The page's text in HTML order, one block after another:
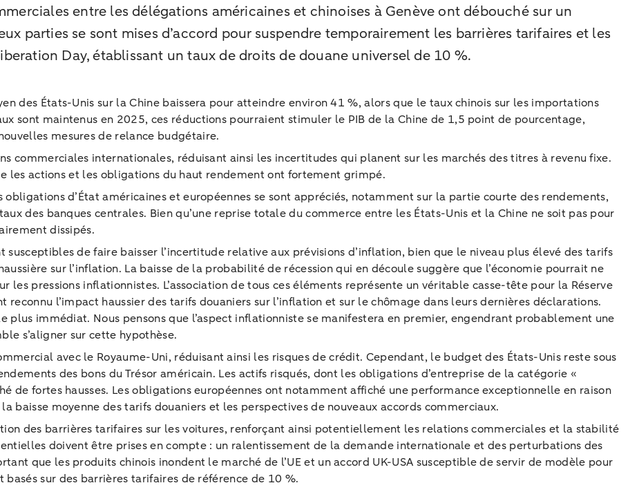
entre les délégations américaines et chinoises à Genève ont débouché sur un
parties se sont mises d’accord pour suspendre temporairement les barrières tarifaires et les
Day, établissant un taux de droits de douane universel de 10 %.
des États-Unis sur la Chine baissera pour atteindre environ 41 %, alors que le taux chinois sur les importations
sont maintenus en 2025, ces réductions pourraient stimuler le PIB de la Chine de 1,5 point de pourcentage,
mesures de relance budgétaire.
commerciales internationales, réduisant ainsi les incertitudes qui planent sur les marchés des titres à revenu fixe.
les actions et les obligations du haut rendement ont fortement grimpé.
obligations d’État américaines et européennes se sont appréciés, notamment sur la partie courte des rendements,
des banques centrales. Bien qu’une reprise totale du commerce entre les États-Unis et la Chine ne soit pas pour
dissipés.
de faire baisser l’incertitude relative aux prévisions d’inflation, bien que le niveau plus élevé des tarifs
sur l’inflation. La baisse de la probabilité de récession qui en découle suggère que l’économie pourrait ne
pressions inflationnistes. L’association de tous ces éléments représente un véritable casse-tête pour la Réserve
l’impact haussier des tarifs douaniers sur l’inflation et sur le chômage dans leurs dernières déclarations.
plus immédiat. Nous pensons que l’aspect inflationniste se manifestera en premier, engendrant probablement une
s’aligner sur cette hypothèse.
avec le Royaume-Uni, réduisant ainsi les risques de crédit. Cependant, le budget des États-Unis reste sous
des bons du Trésor américain. Les actifs risqués, dont les obligations d’entreprise de la catégorie «
de fortes hausses. Les obligations européennes ont notamment affiché une performance exceptionnelle en raison
baisse moyenne des tarifs douaniers et les perspectives de nouveaux accords commerciaux.
des barrières tarifaires sur les voitures, renforçant ainsi potentiellement les relations commerciales et la stabilité
doivent être prises en compte : un ralentissement de la demande internationale et des perturbations des
que les produits chinois inondent le marché de l’UE et un accord UK-USA susceptible de servir de modèle pour
sur des barrières tarifaires de référence de 10 %.